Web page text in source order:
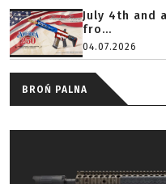
July 4th and
fro...
04.07.2026
BROŃ PALNA